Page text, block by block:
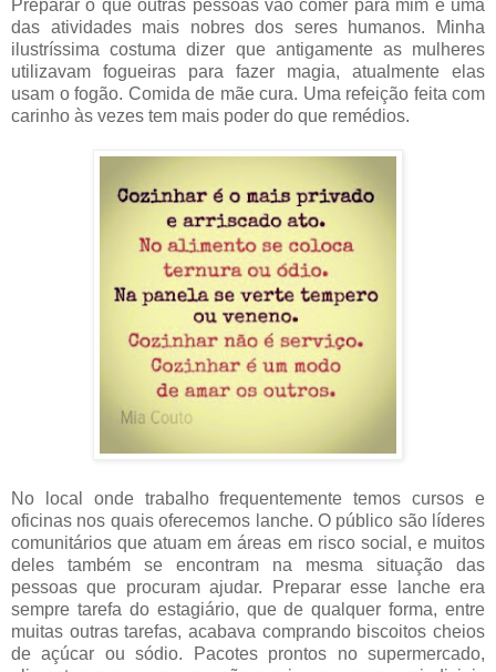
Preparar o que outras pessoas vão comer para mim é uma
das atividades mais nobres dos seres humanos. Minha
ilustríssima costuma dizer que antigamente as mulheres
utilizavam fogueiras para fazer magia, atualmente elas
usam o fogão. Comida de mãe cura. Uma refeição feita com
carinho às vezes tem mais poder do que remédios.
No local onde trabalho frequentemente temos cursos e
oficinas nos quais oferecemos lanche. O público são líderes
comunitários que atuam em áreas em risco social, e muitos
deles também se encontram na mesma situação das
pessoas que procuram ajudar. Preparar esse lanche era
sempre tarefa do estagiário, que de qualquer forma, entre
muitas outras tarefas, acabava comprando biscoitos cheios
de açúcar ou sódio. Pacotes prontos no supermercado,